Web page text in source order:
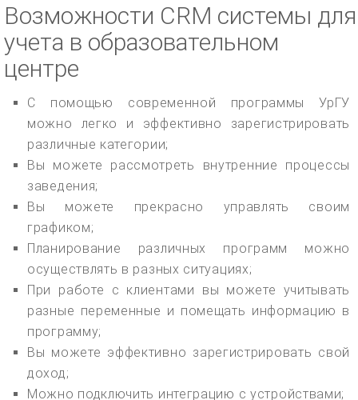
Возможности CRM системы для
учета в образовательном
центре
С помощью современной программы УрГУ
можно легко и эффективно зарегистрировать
различные категории;
Вы можете рассмотреть внутренние процессы
заведения;
Вы можете прекрасно управлять своим
графиком;
Планирование различных программ можно
осуществлять в разных ситуациях;
При работе с клиентами вы можете учитывать
разные переменные и помещать информацию в
программу;
Вы можете эффективно зарегистрировать свой
доход;
Можно подключить интеграцию с устройствами;